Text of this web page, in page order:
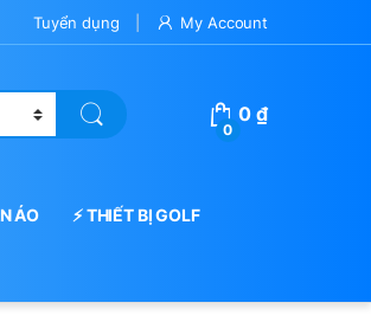
Tuyển dụng My Account
0
0₫
ÁO ⚡ THIẾT BỊ GOLF